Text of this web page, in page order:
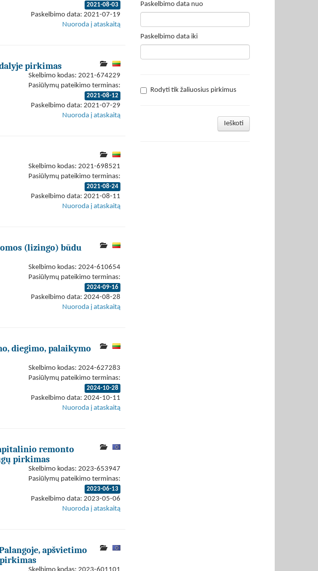
2021-08-03
Paskelbimo data: 2021-07-19
Nuoroda į ataskaitą
pirkimas
Skelbimo kodas: 2021-674229
Pasiūlymų pateikimo terminas:
2021-08-12
Paskelbimo data: 2021-07-29
Nuoroda į ataskaitą
Skelbimo kodas: 2021-698521
Pasiūlymų pateikimo terminas:
2021-08-24
Paskelbimo data: 2021-08-11
Nuoroda į ataskaitą
(lizingo) būdu
Skelbimo kodas: 2024-610654
Pasiūlymų pateikimo terminas:
2024-09-16
Paskelbimo data: 2024-08-28
Nuoroda į ataskaitą
diegimo, palaikymo
Skelbimo kodas: 2024-627283
Pasiūlymų pateikimo terminas:
2024-10-28
Paskelbimo data: 2024-10-11
Nuoroda į ataskaitą
remonto
pirkimas
Skelbimo kodas: 2023-653947
Pasiūlymų pateikimo terminas:
2023-06-13
Paskelbimo data: 2023-05-06
Nuoroda į ataskaitą
apšvietimo
Paskelbimo data nuo
Paskelbimo data iki
Rodyti tik žaliuosius pirkimus
Ieškoti